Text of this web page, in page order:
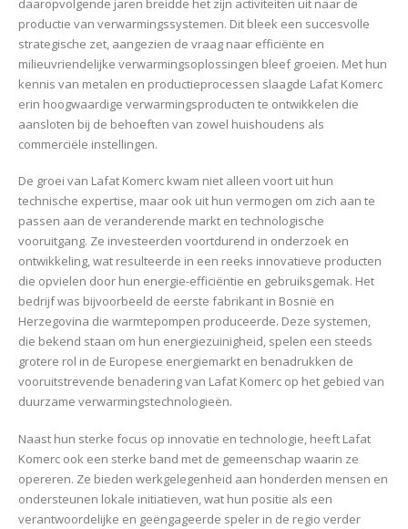
daaropvolgende jaren breidde het zijn activiteiten uit naar de
productie van verwarmingssystemen. Dit bleek een succesvolle
strategische zet, aangezien de vraag naar efficiënte en
milieuvriendelijke verwarmingsoplossingen bleef groeien. Met hun
kennis van metalen en productieprocessen slaagde Lafat Komerc
erin hoogwaardige verwarmingsproducten te ontwikkelen die
aansloten bij de behoeften van zowel huishoudens als
commerciële instellingen.
De groei van Lafat Komerc kwam niet alleen voort uit hun
technische expertise, maar ook uit hun vermogen om zich aan te
passen aan de veranderende markt en technologische
vooruitgang. Ze investeerden voortdurend in onderzoek en
ontwikkeling, wat resulteerde in een reeks innovatieve producten
die opvielen door hun energie-efficiëntie en gebruiksgemak. Het
bedrijf was bijvoorbeeld de eerste fabrikant in Bosnië en
Herzegovina die warmtepompen produceerde. Deze systemen,
die bekend staan om hun energiezuinigheid, spelen een steeds
grotere rol in de Europese energiemarkt en benadrukken de
vooruitstrevende benadering van Lafat Komerc op het gebied van
duurzame verwarmingstechnologieën.
Naast hun sterke focus op innovatie en technologie, heeft Lafat
Komerc ook een sterke band met de gemeenschap waarin ze
opereren. Ze bieden werkgelegenheid aan honderden mensen en
ondersteunen lokale initiatieven, wat hun positie als een
verantwoordelijke en geëngageerde speler in de regio verder